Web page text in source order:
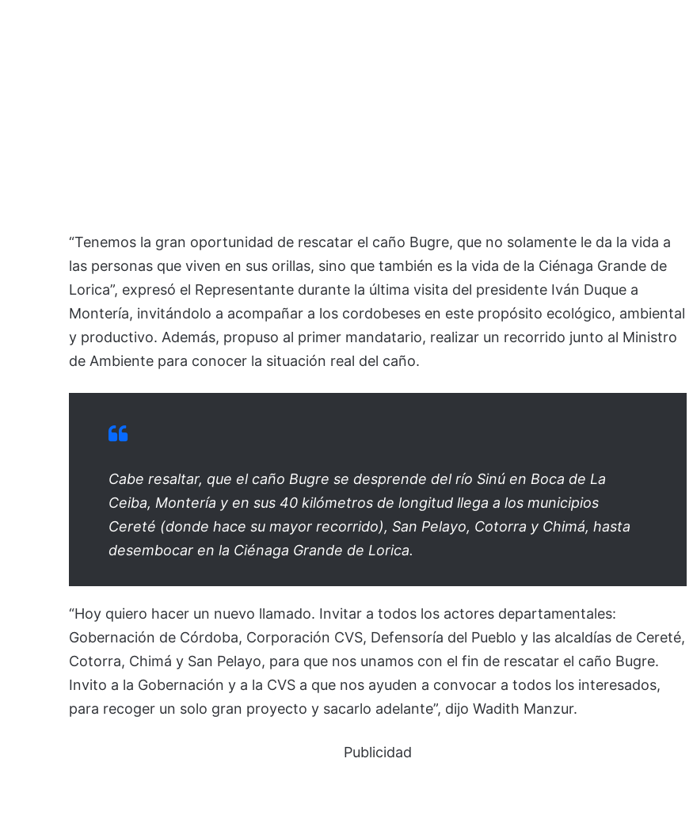
“Tenemos la gran oportunidad de rescatar el caño Bugre, que no solamente le da la vida a
las personas que viven en sus orillas, sino que también es la vida de la Ciénaga Grande de
Lorica”, expresó el Representante durante la última visita del presidente Iván Duque a
Montería, invitándolo a acompañar a los cordobeses en este propósito ecológico, ambiental
y productivo. Además, propuso al primer mandatario, realizar un recorrido junto al Ministro
de Ambiente para conocer la situación real del caño.
Cabe resaltar, que el caño Bugre se desprende del río Sinú en Boca de La
Ceiba, Montería y en sus 40 kilómetros de longitud llega a los municipios
Cereté (donde hace su mayor recorrido), San Pelayo, Cotorra y Chimá, hasta
desembocar en la Ciénaga Grande de Lorica.
“Hoy quiero hacer un nuevo llamado. Invitar a todos los actores departamentales:
Gobernación de Córdoba, Corporación CVS, Defensoría del Pueblo y las alcaldías de Cereté,
Cotorra, Chimá y San Pelayo, para que nos unamos con el fin de rescatar el caño Bugre.
Invito a la Gobernación y a la CVS a que nos ayuden a convocar a todos los interesados,
para recoger un solo gran proyecto y sacarlo adelante”, dijo Wadith Manzur.
Publicidad